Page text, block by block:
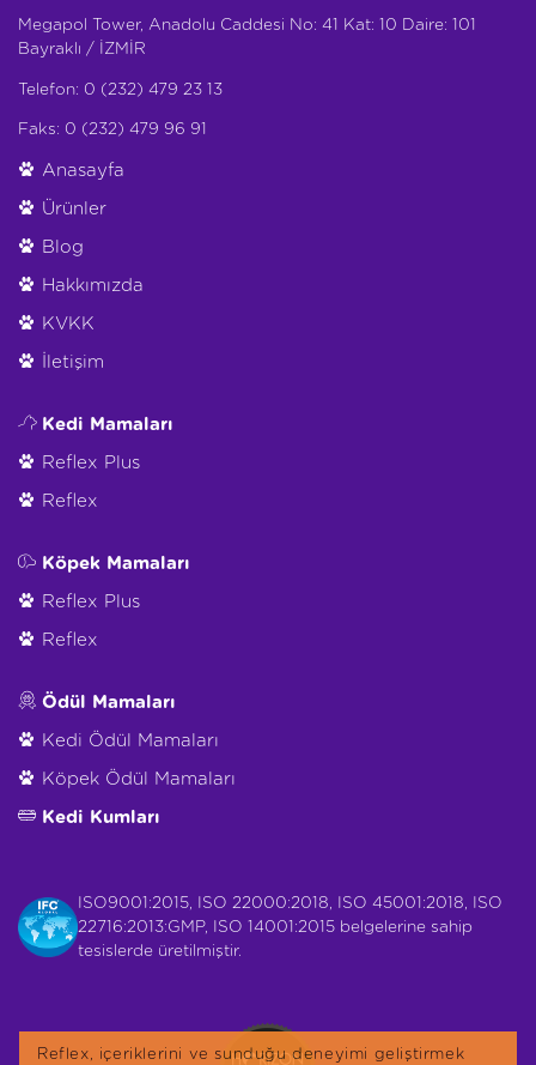
Megapol Tower, Anadolu Caddesi No: 41 Kat: 10 Daire: 101
Bayraklı / İZMİR
Telefon: 0 (232) 479 23 13
Faks: 0 (232) 479 96 91
Anasayfa
Ürünler
Blog
Hakkımızda
KVKK
İletişim
Kedi Mamaları
Reflex Plus
Reflex
Köpek Mamaları
Reflex Plus
Reflex
Ödül Mamaları
Kedi Ödül Mamaları
Köpek Ödül Mamaları
Kedi Kumları
ISO9001:2015, ISO 22000:2018, ISO 45001:2018, ISO
22716:2013:GMP, ISO 14001:2015 belgelerine sahip
tesislerde üretilmiştir.
Reflex, içeriklerini ve sunduğu deneyimi geliştirmek